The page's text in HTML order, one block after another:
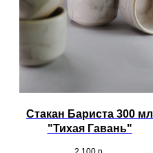
Стакан Бариста 300 мл
"Тихая Гавань"